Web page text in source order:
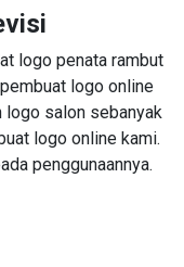
logo penata rambut
logo online
logo salon sebanyak
logo online kami.
penggunaannya.